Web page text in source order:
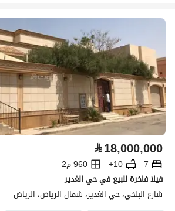
⃁18,000,000
7
10+
960 م2
فيلا فاخرة للبيع في حي الغدير
شارع البلخي، حي الغدير، شمال الرياض، الرياض